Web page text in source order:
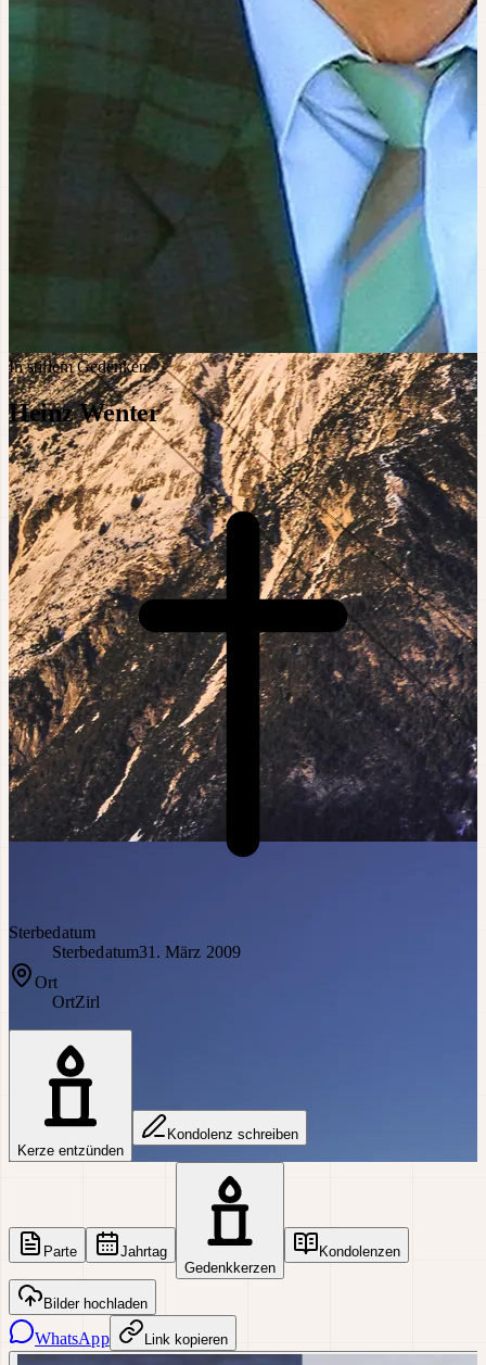
In stillem Gedenken
Heinz Wenter
Sterbedatum
Sterbedatum31. März 2009
Ort
OrtZirl
Kerze entzünden
Kondolenz schreiben
Parte
Jahrtag
Gedenkkerzen
Kondolenzen
Bilder hochladen
WhatsApp Link kopieren